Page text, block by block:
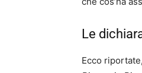
Le
Ecco